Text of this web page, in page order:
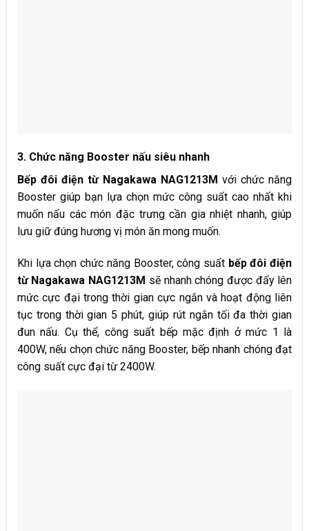
3. Chức năng Booster nấu siêu nhanh
Bếp đôi điện từ Nagakawa NAG1213M với chức năng
Booster giúp bạn lựa chọn mức công suất cao nhất khi
muốn nấu các món đặc trưng cần gia nhiệt nhanh, giúp
lưu giữ đúng hương vị món ăn mong muốn.
Khi lựa chọn chức năng Booster, công suất bếp đôi điện
từ Nagakawa NAG1213M sẽ nhanh chóng được đẩy lên
mức cực đại trong thời gian cực ngắn và hoạt động liên
tục trong thời gian 5 phút, giúp rút ngắn tối đa thời gian
đun nấu. Cụ thể, công suất bếp mặc định ở mức 1 là
400W, nếu chọn chức năng Booster, bếp nhanh chóng đạt
công suất cực đại từ 2400W.